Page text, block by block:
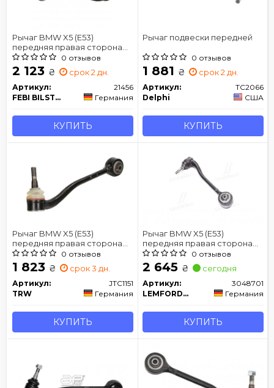
Рычаг BMW X5 (E53)
передняя правая сторона
00- 06
0 отзывов
2 123 ₴ срок 2 дн.
Артикул:
21456
FEBI BILSTEIN
Германия
КУПИТЬ
Рычаг подвески передней
0 отзывов
1 881 ₴ срок 2 дн.
Артикул:
TC2066
Delphi
США
КУПИТЬ
Рычаг BMW X5 (E53)
передняя правая сторона
00- 06
0 отзывов
1 823 ₴ срок 3 дн.
Артикул:
JTC1151
TRW
Германия
КУПИТЬ
Рычаг BMW X5 (E53)
передняя правая сторона
00- 06
0 отзывов
2 645 ₴ сегодня
Артикул:
3048701
LEMFORDER
Германия
КУПИТЬ